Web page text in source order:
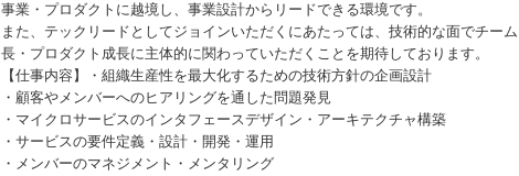
事業・プロダクトに越境し、事業設計からリードできる環境です。
また、テックリードとしてジョインいただくにあたっては、技術的な面でチー
長・プロダクト成長に主体的に関わっていただくことを期待しております。
【仕事内容】・組織生産性を最大化するための技術方針の企画設計
・顧客やメンバーへのヒアリングを通した問題発見
・マイクロサービスのインタフェースデザイン・アーキテクチャ構築
・サービスの要件定義・設計・開発・運用
・メンバーのマネジメント・メンタリング